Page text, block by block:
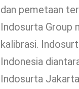
dan pemetaan
Indosurta Group
kalibrasi.
Indonesia
Indosurta